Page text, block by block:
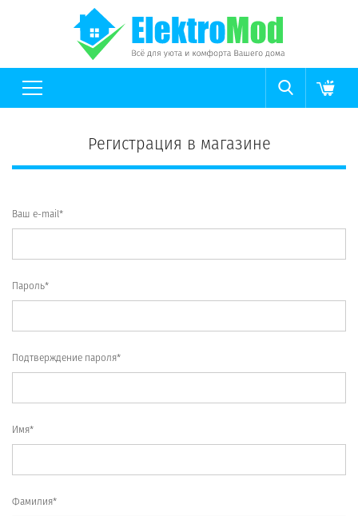
Регистрация в магазине
Ваш e-mail*
Пароль*
Подтверждение пароля*
Имя*
Фамилия*